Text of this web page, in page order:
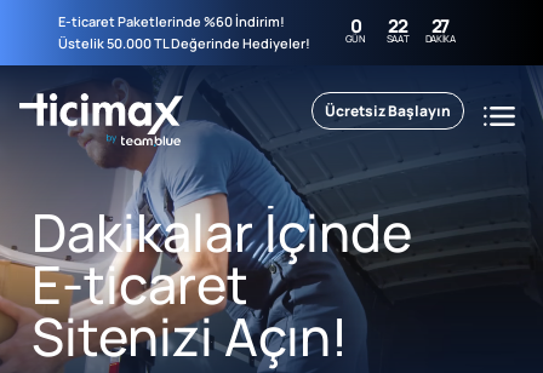
E-ticaret Paketlerinde %60 İndirim!
Üstelik 50.000 TL Değerinde Hediyeler!
0
GÜN 22
SAAT 27
DAKIKA
Ücretsiz Başlayın
Dakikalar İçinde
E-ticaret
Sitenizi Açın!